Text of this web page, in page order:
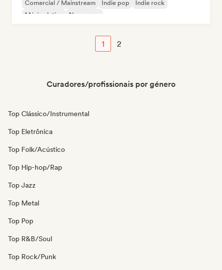
Comercial / Mainstream Indie pop
Indie rock
Música latina
New wave
1 2
Curadores/profissionais por género
Top Clássico/Instrumental
Top Eletrônica
Top Folk/Acústico
Top Hip-hop/Rap
Top Jazz
Top Metal
Top Pop
Top R&B/Soul
Top Rock/Punk